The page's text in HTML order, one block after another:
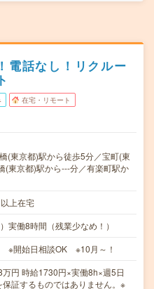
電話なし！リクルー
在宅・リモート
(東京都)駅から徒歩5分／宝町(東
(東京都)駅から---分／有楽町駅か
上在宅
実働8時間（残業少なめ！）
※開始日相談OK ※10月～！
円 時給1730円×実働8h×週5日
証するものではありません。※